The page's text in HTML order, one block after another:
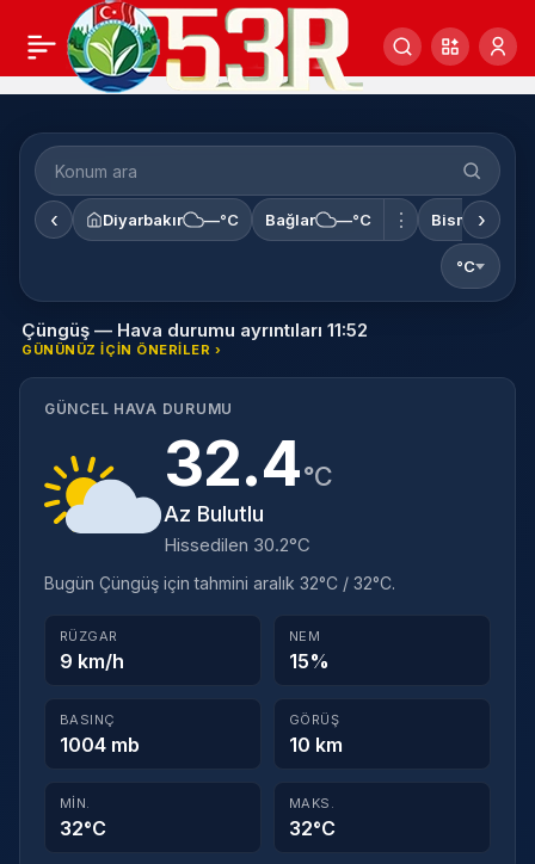
Konum
ara
‹ Diyarbakır —°C Bağlar —°C ⋮ Bismil›
°C
Çüngüş — Hava durumu ayrıntıları 11:52
GÜNÜNÜZ IÇIN ÖNERILER ›
GÜNCEL HAVA DURUMU
32.4°C
Az Bulutlu
Hissedilen 30.2°C
Bugün Çüngüş için tahmini aralık 32°C / 32°C.
RÜZGAR
9 km/h
NEM
15%
BASINÇ
1004 mb
GÖRÜŞ
10 km
MIN.
32°C
MAKS.
32°C